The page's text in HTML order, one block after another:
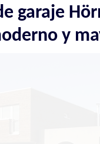
garaje
y